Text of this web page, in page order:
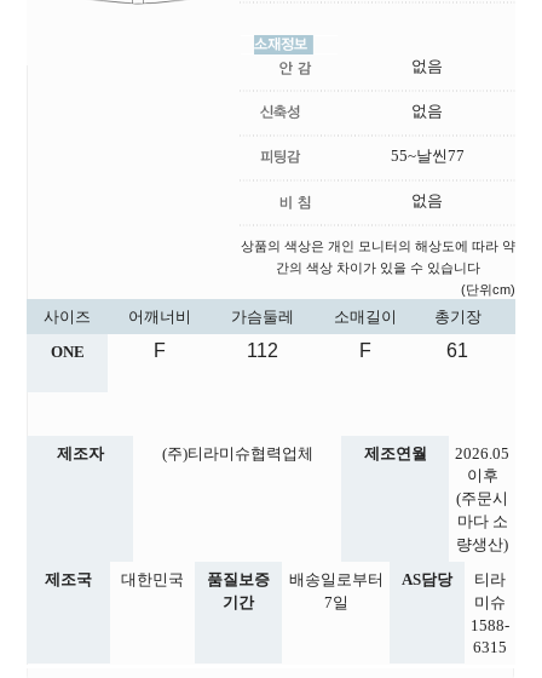
없음
없음
55~날씬77
없음
상품의 색상은 개인 모니터의 해상도에 따라 약
간의 색상 차이가 있을 수 있습니다
(단위cm)
사이즈 어깨너비 가슴둘레 소매길이
총기장
ONE
F 112 F 61
제조자 (주)티라미슈협력업체 제조연월
2026.05
이후
(주문시
마다 소
량생산)
제조국
대한민국
품질보증
기간
배송일로부터
7일
AS담당
티라
미슈
1588-
6315